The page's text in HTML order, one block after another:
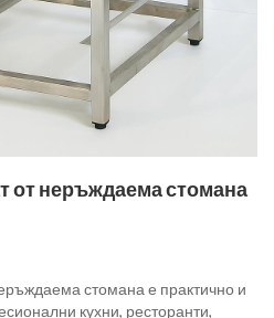
от неръждаема стомана
стомана е практично и
кухни, ресторанти,